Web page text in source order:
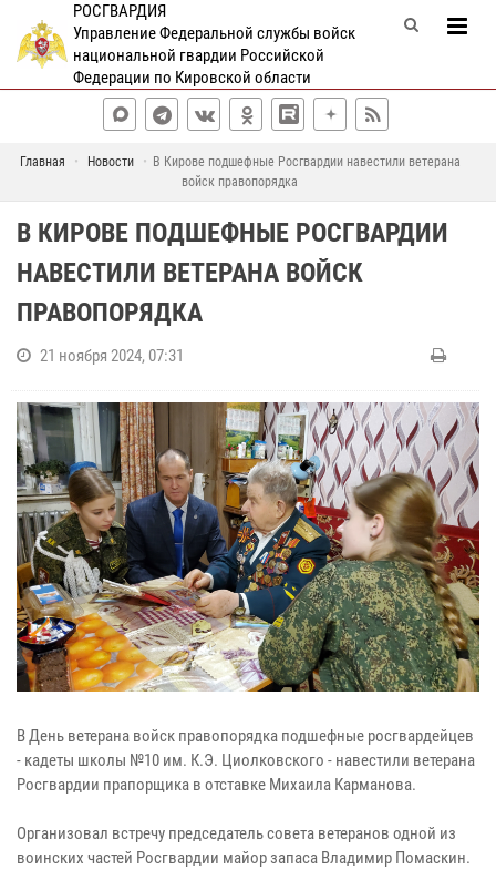
РОСГВАРДИЯ
Управление Федеральной службы войск
национальной гвардии Российской
Федерации по Кировской области
Главная Новости
В Кирове подшефные Росгвардии навестили ветерана
войск правопорядка
В КИРОВЕ ПОДШЕФНЫЕ РОСГВАРДИИ
НАВЕСТИЛИ ВЕТЕРАНА ВОЙСК
ПРАВОПОРЯДКА
21 ноября 2024, 07:31
В День ветерана войск правопорядка подшефные росгвардейцев
- кадеты школы №10 им. К.Э. Циолковского - навестили ветерана
Росгвардии прапорщика в отставке Михаила Карманова.
Организовал встречу председатель совета ветеранов одной из
воинских частей Росгвардии майор запаса Владимир Помаскин.